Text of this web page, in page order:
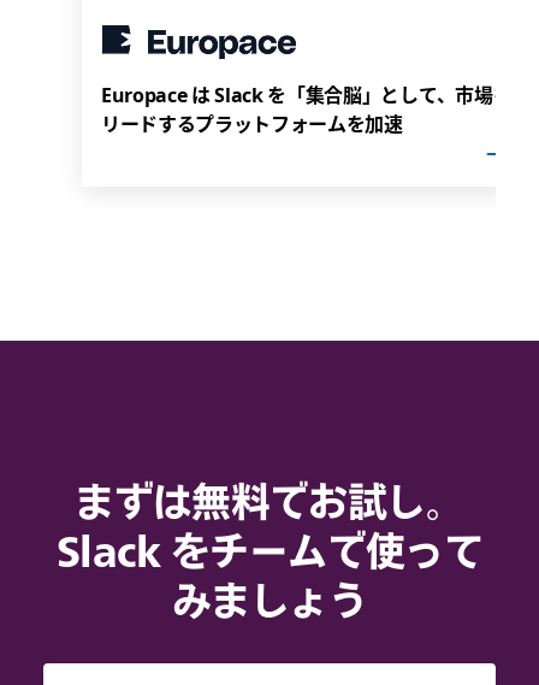
Europace は Slack を「集合脳」として、市場を
リードするプラットフォームを加速
まずは無料でお試し。
Slack をチームで使って
みましょう